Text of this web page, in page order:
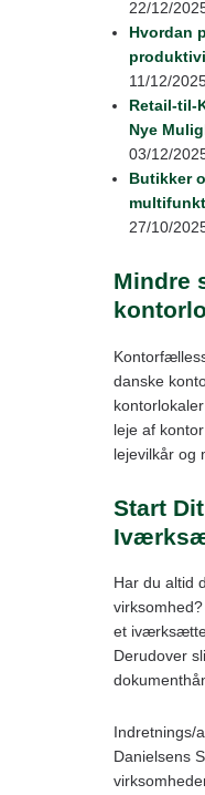
22/12/
Hvordan
11/12/
Nye
03/12/
Butikker
27/10/
Mindre
danske
leje af
lejevilkår og
Start
Har du altid
et
Derudover
Indretnings/
Danielsens